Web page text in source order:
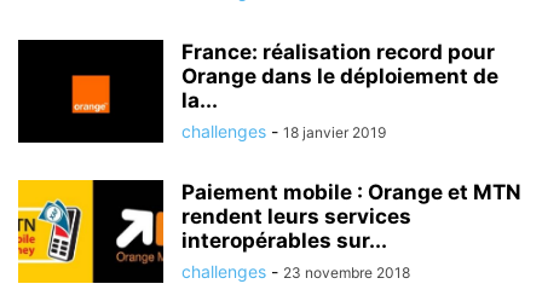
France: réalisation record pour
Orange dans le déploiement de
la...
challenges - 18 janvier 2019
Paiement mobile : Orange et MTN
rendent leurs services
interopérables sur...
challenges - 23 novembre 2018